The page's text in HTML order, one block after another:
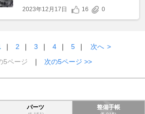
2023年12月17日
16 0
｜ 2 ｜ 3 ｜ 4 ｜ 5 ｜ 次へ >
5ページ
｜ 次の5ページ >>
パーツ 整備手帳